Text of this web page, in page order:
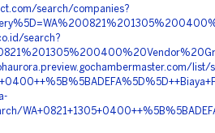
search/companies?
search?
list/